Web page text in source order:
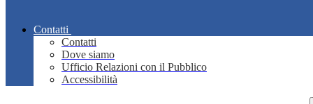
Contatti
Contatti
Dove siamo
Ufficio Relazioni con il Pubblico
Accessibilità